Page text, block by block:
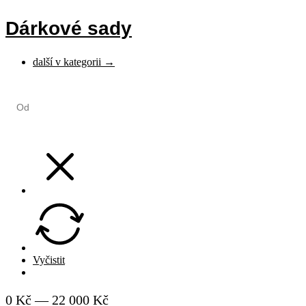
Dárkové sady
další v kategorii →
Od
Vyčistit
0 Kč — 22 000 Kč